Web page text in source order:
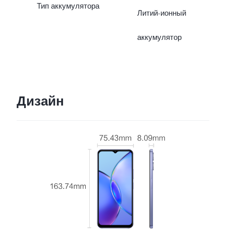
Тип аккумулятора
Литий-ионный
аккумулятор
Дизайн